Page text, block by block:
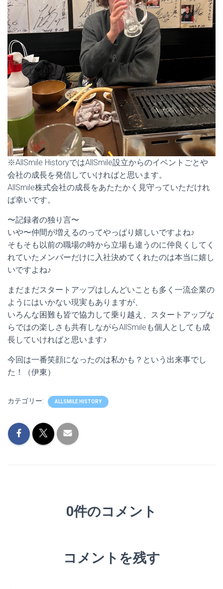
※AllSmile HistoryではAllSmile設立からのイベントごとや
会社の成長を発信していければと思います。
AllSmile株式会社の成長をあたたかく見守っていただけれ
ば幸いです。
〜記録者の独り言〜
いや〜仲間が増えるのってやっぱり嬉しいですよね♪
そもそも以前の職場の時から立場も違うのに仲良くしてく
れていたメンバーだけに入社決めてくれたのは本当に嬉し
いですよね♪
まだまだスタートアップはしんどいことも多く一流企業の
ようにはいかない現実もありますが、
いろんな困難も皆で協力して乗り越え、スタートアップな
らではの楽しさも共有しながらAllSmileも個人としても成
長していければと思います♪
今回は一番笑顔になったのは私かも？という出来事でし
た！（伊東）
カテゴリー: ALLSMILE HISTORY
0件のコメント
コメントを残す